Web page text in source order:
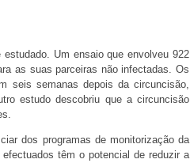
Um ensaio que envolveu 922
as suas parceiras não infectadas. Os
seis semanas depois da circuncisão,
estudo descobriu que a circuncisão
dos programas de monitorização da
têm o potencial de reduzir a